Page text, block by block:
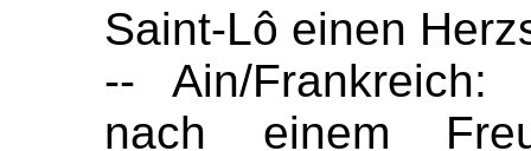
Saint-Lô einen
-- Ain/Frankreich:
nach einem